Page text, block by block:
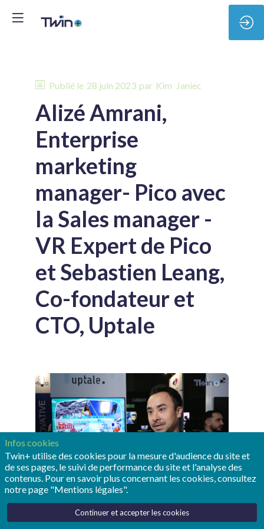
Publié le 28 juin 2023 par Kim Janiec
Alizé Amrani,
Enterprise
marketing
manager- Pico avec
la Sales manager -
VR Expert de Pico
et Sebastien Leang,
Co-fondateur et
CTO, Uptale
Infos cookies
Twin+ utilise des cookies pour la mesure d'audience du site et
de ses pages, le suivi de performance du site et l'analyse des
contenus. Pour en savoir plus concernant les cookies, consultez
notre page "Mentions légales".
Continuer et accepter les cookies